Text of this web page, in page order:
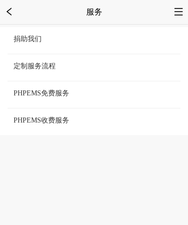
服务
捐助我们
定制服务流程
PHPEMS免费服务
PHPEMS收费服务